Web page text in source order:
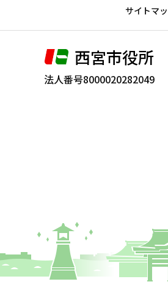
で
サイトマ
西宮市役所
法人番号8000020282049